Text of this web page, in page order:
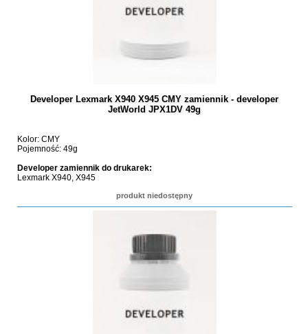
Developer Lexmark X940 X945 CMY zamiennik - developer
JetWorld JPX1DV 49g
Kolor: CMY
Pojemność: 49g
Developer zamiennik do drukarek:
Lexmark X940, X945
produkt niedostępny